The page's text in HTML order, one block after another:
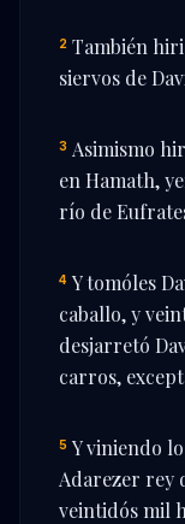
2 También
siervos de
3 Asimismo
en Hamath,
río de
4 Y tomóles
caballo, y
desjarretó
carros,
5 Y viniendo
Adarezer rey
veintidós mil